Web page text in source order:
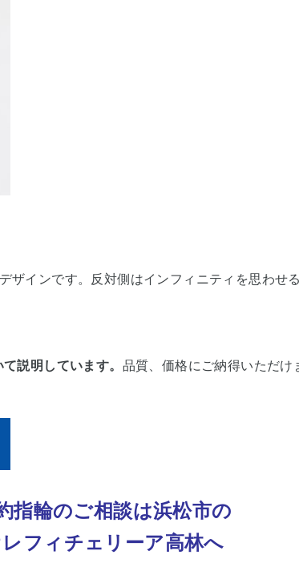
インです。反対側はインフィニティを思わせ
説明しています。 品質、価格にご納得いただけ
指輪のご相談は浜松市の
フィチェリーア高林へ